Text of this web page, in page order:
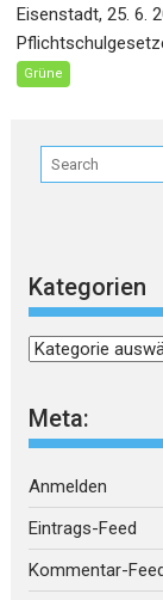
Eisenstadt, 25. 6.
Grüne
Kategorien
Kategorien
Meta:
Anmelden
Eintrags-Feed
Kommentar-